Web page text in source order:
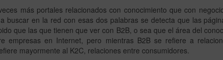
más portales relacionados con conocimiento que con
buscar en la red con esas dos palabras se detecta que las
que las que tienen que ver con B2B, o sea que el área del
empresas en Internet, pero mientras B2B se refiere a
mayormente al K2C, relaciones entre consumidores.